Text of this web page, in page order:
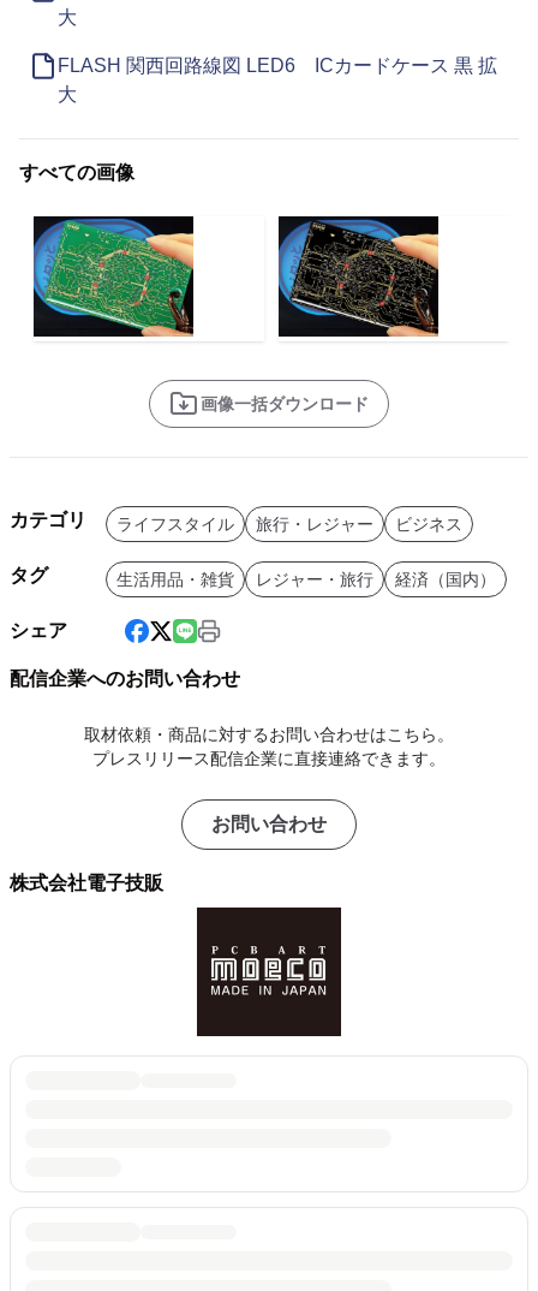
大
FLASH 関西回路線図 LED6 ICカードケース 黒 拡
大
すべての画像
画像一括ダウンロード
カテゴリ ライフスタイル 旅行・レジャー ビジネス
タグ 生活用品・雑貨 レジャー・旅行 経済（国内）
シェア
配信企業へのお問い合わせ
取材依頼・商品に対するお問い合わせはこちら。
プレスリリース配信企業に直接連絡できます。
お問い合わせ
株式会社電子技販